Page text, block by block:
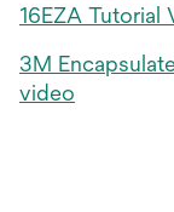
16EZA Tutorial
3M
video